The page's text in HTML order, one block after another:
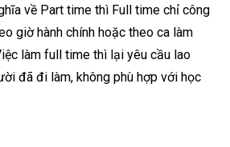
về Part time thì Full time chỉ công
giờ hành chính hoặc theo ca làm
làm full time thì lại yêu cầu lao
đã đi làm, không phù hợp với học